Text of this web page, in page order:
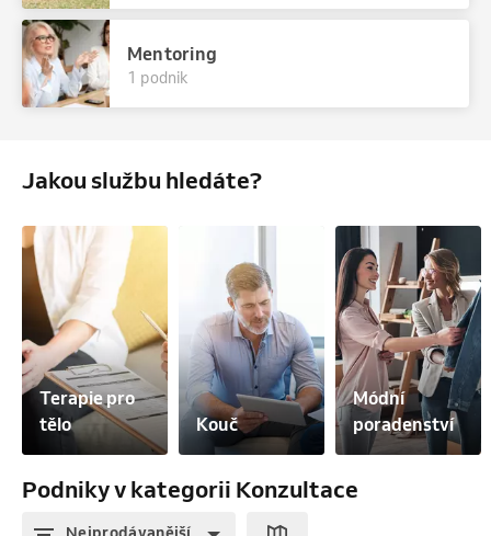
Mentoring
1 podnik
Jakou službu hledáte?
Terapie pro
tělo
Kouč
Módní
poradenství
Podniky v kategorii Konzultace